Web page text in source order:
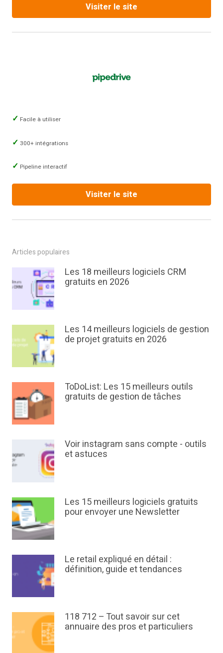
Visiter le site
Facile à utiliser
300+ intégrations
Pipeline interactif
Visiter le site
Articles populaires
Les 18 meilleurs logiciels CRM
gratuits en 2026
Les 14 meilleurs logiciels de gestion
de projet gratuits en 2026
ToDoList: Les 15 meilleurs outils
gratuits de gestion de tâches
Voir instagram sans compte - outils
et astuces
Les 15 meilleurs logiciels gratuits
pour envoyer une Newsletter
Le retail expliqué en détail :
définition, guide et tendances
118 712 – Tout savoir sur cet
annuaire des pros et particuliers